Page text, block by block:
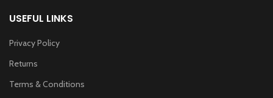
USEFUL LINKS
Privacy Policy
Returns
Terms & Conditions